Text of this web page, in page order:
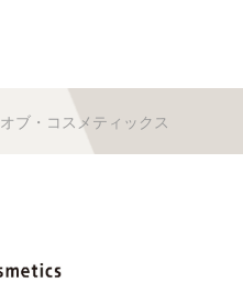
オブ・コスメティックス